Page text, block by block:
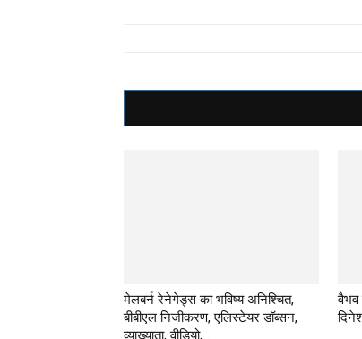
मेलबर्न रेनेगेड्स का भविष्य अनिश्चित,
बीबीएल निजीकरण, एलिस्टेयर डॉब्सन,
व्याख्याता, वीडियो,...
वैभव